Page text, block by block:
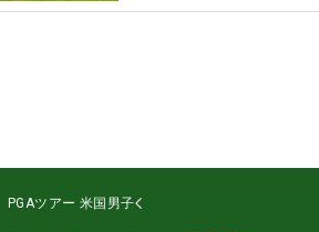
PGAツアー 米国男子